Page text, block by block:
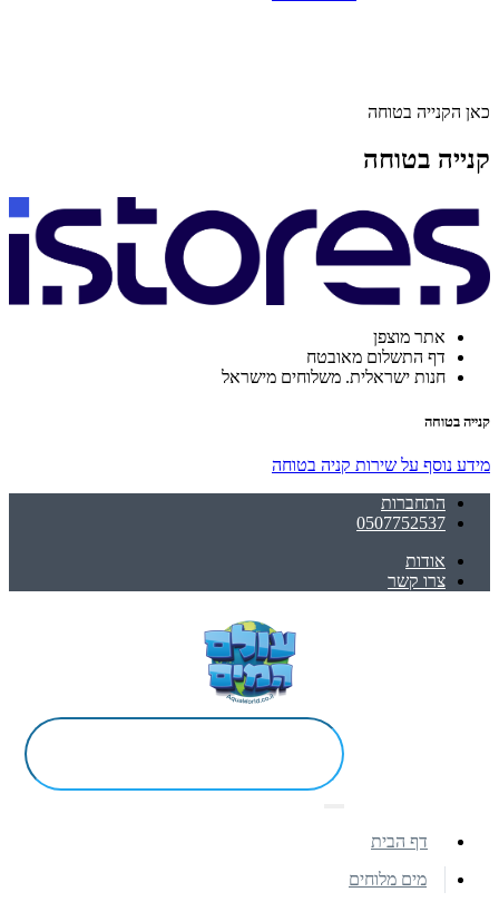
כאן הקנייה בטוחה
קנייה בטוחה
אתר מוצפן
דף התשלום מאובטח
חנות ישראלית. משלוחים מישראל
קנייה בטוחה
מידע נוסף על שירות קניה בטוחה
התחברות
0507752537
אודות
צרו קשר
דף הבית
מים מלוחים